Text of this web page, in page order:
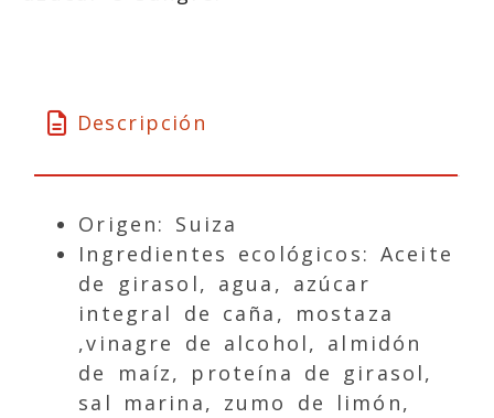
Descripción
Origen: Suiza
Ingredientes ecológicos: Aceite
de girasol, agua, azúcar
integral de caña, mostaza
,vinagre de alcohol, almidón
de maíz, proteína de girasol,
sal marina, zumo de limón,